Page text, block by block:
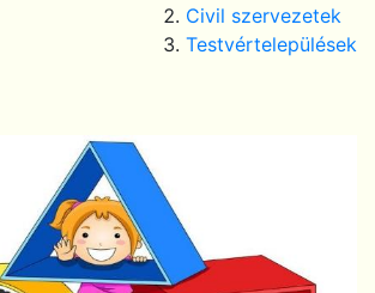
Civil szervezetek
Testvértelepülések